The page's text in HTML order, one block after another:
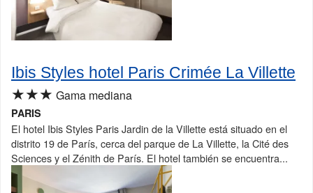
Ibis Styles hotel Paris Crimée La Villette
★★★ Gama mediana
PARIS
El hotel Ibis Styles Paris Jardin de la Villette está situado en el
distrito 19 de París, cerca del parque de La Villette, la Cité des
Sciences y el Zénith de París. El hotel también se encuentra...